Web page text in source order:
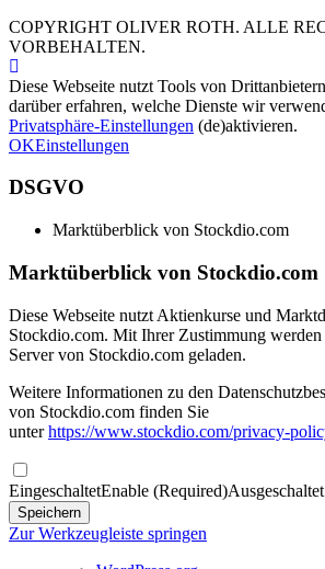
COPYRIGHT OLIVER ROTH. ALLE
VORBEHALTEN.
Diese Webseite nutzt Tools von
darüber erfahren, welche Dienste wir
Privatsphäre-Einstellungen (de)aktivieren.
OKEinstellungen
DSGVO
Marktüberblick von Stockdio.com
Marktüberblick von Stockdio.com
Diese Webseite nutzt Aktienkurse und
Stockdio.com. Mit Ihrer Zustimmung
Server von Stockdio.com geladen.
Weitere Informationen zu den
von Stockdio.com finden Sie
unterhttps://www.stockdio.com/privacy-
EingeschaltetEnable (Required)Ausgeschaltet
Zur Werkzeugleiste springen